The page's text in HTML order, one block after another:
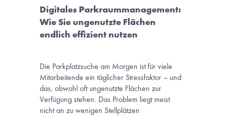
Digitales Parkraummanagement:
Wie Sie ungenutzte Flächen
endlich effizient nutzen
Die Parkplatzsuche am Morgen ist für viele
Mitarbeitende ein täglicher Stressfaktor – und
das, obwohl oft ungenutzte Flächen zur
Verfügung stehen. Das Problem liegt meist
nicht an zu wenigen Stellplätzen